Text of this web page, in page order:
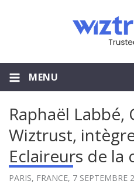
MENU
Raphaël Labbé,
Wiztrust,
Eclaireurs de
PARIS, FRANCE, 7 SEPTEMBRE